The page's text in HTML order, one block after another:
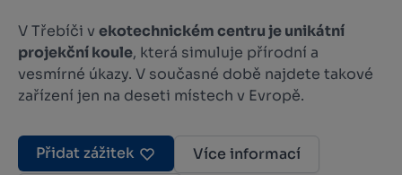
V Třebíči v ekotechnickém centru je unikátní
projekční koule, která simuluje přírodní a
vesmírné úkazy. V současné době najdete takové
zařízení jen na deseti místech v Evropě.
Přidat zážitek
Více informací